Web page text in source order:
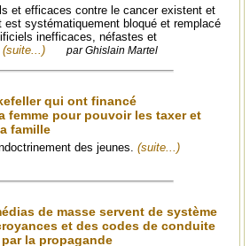
et efficaces contre le cancer existent et
systématiquement bloqué et remplacé
inefficaces, néfastes et
(suite...) par Ghislain Martel
qui ont financé
femme pour pouvoir les taxer et
famille
des jeunes. (suite...)
de masse servent de système
et des codes de conduite
la propagande